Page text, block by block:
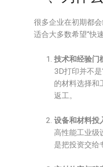
很多企业在初期都
适合大多数希望“快
技术和经验门
3D打印并不
的材料选择和
返工。
设备和材料投
高性能工业级
是把投资交给